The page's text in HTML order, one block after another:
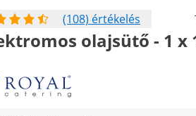
(108) értékelés
olajsütő - 1 x